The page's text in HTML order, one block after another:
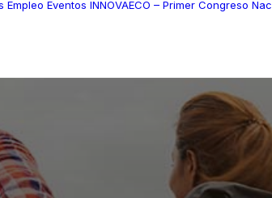
Empleo Eventos INNOVAECO – Primer Congreso